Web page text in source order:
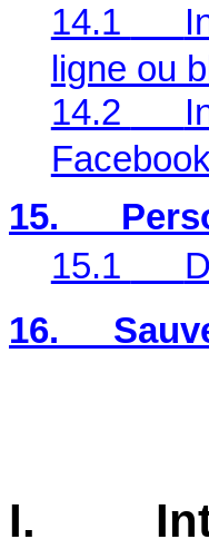
14.1
ligne ou
14.2
Facebook
15.
15.1
16.
I.